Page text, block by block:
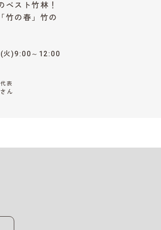
ベスト竹林！
竹の春」竹の
火)9:00～12:00
表
ん